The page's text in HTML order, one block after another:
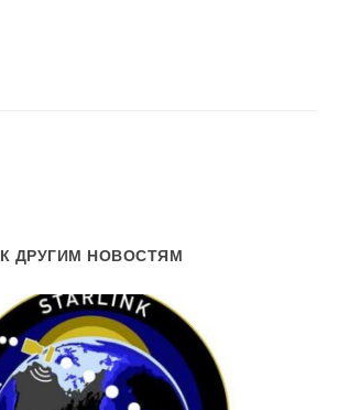
К ДРУГИМ НОВОСТЯМ